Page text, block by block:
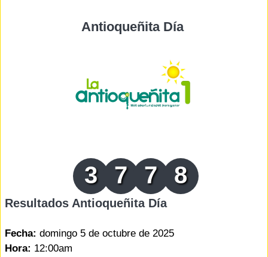
Antioqueñita Día
3 7 7 8
Resultados Antioqueñita Día
Fecha: domingo 5 de octubre de 2025
Hora: 12:00am